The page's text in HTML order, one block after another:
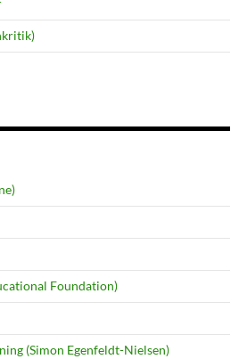
Foundation)
(Simon Egenfeldt-Nielsen)